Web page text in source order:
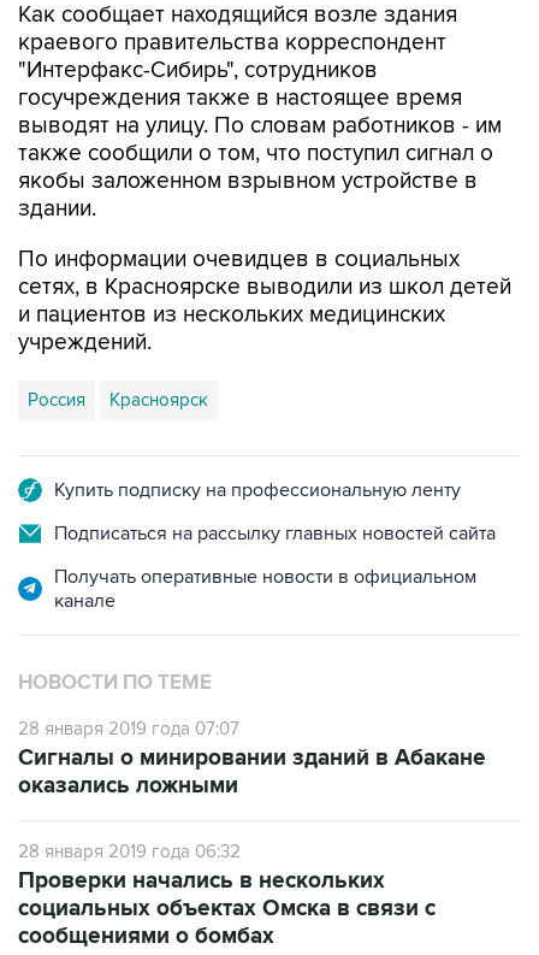
Как сообщает находящийся возле здания
краевого правительства корреспондент
"Интерфакс-Сибирь", сотрудников
госучреждения также в настоящее время
выводят на улицу. По словам работников - им
также сообщили о том, что поступил сигнал о
якобы заложенном взрывном устройстве в
здании.
По информации очевидцев в социальных
сетях, в Красноярске выводили из школ детей
и пациентов из нескольких медицинских
учреждений.
Россия Красноярск
Купить подписку на профессиональную ленту
Подписаться на рассылку главных новостей сайта
Получать оперативные новости в официальном
канале
НОВОСТИ ПО ТЕМЕ
28 января 2019 года 07:07
Сигналы о минировании зданий в Абакане
оказались ложными
28 января 2019 года 06:32
Проверки начались в нескольких
социальных объектах Омска в связи с
сообщениями о бомбах